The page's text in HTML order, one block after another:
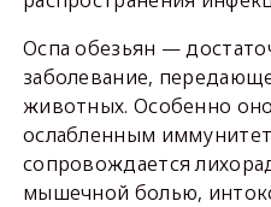
Оспа обезьян —
заболевание,
животных. Особенно
ослабленным
сопровождается
мышечной болью,